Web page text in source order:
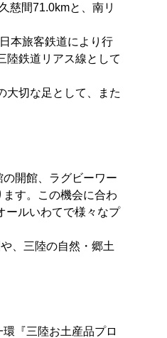
慈間71.0kmと、南リ
本旅客鉄道により行
陸鉄道リアス線として
大切な足として、また
開館、ラグビーワー
す。この機会に合わ
ールいわてで様々なプ
、三陸の自然・郷土
『三陸お土産品プロ